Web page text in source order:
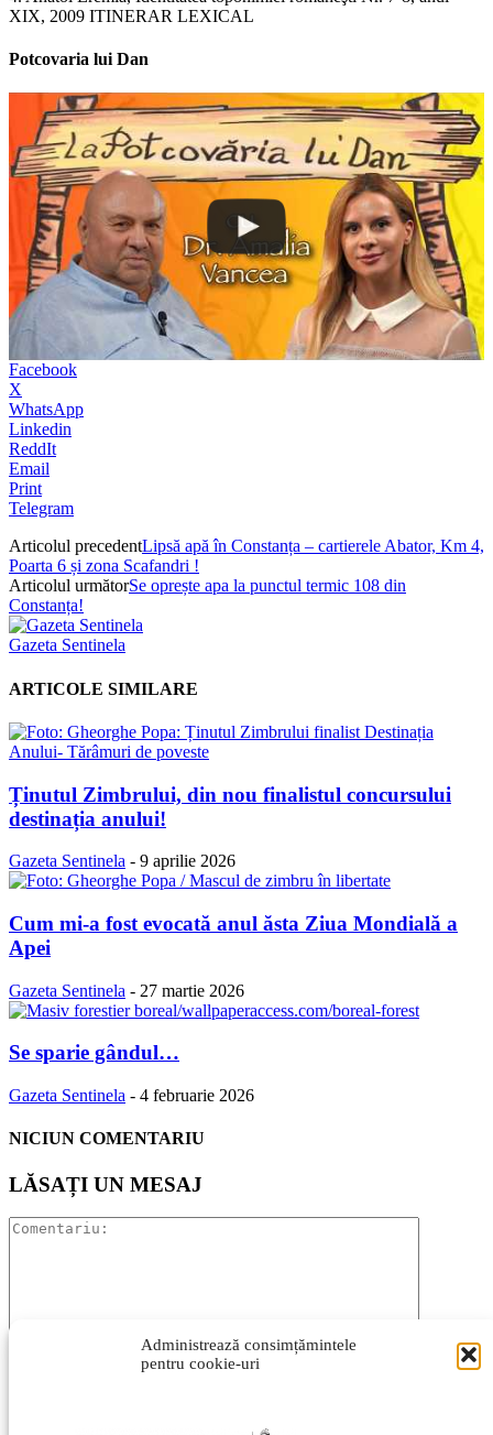
Administrează consimțămintele
pentru cookie-uri
XIX, 2009 ITINERAR LEXICAL
Potcovaria lui Dan
Facebook
X
WhatsApp
Linkedin
ReddIt
Email
Print
Telegram
Articolul precedentLipsă apă în Constanța – cartierele Abator, Km 4,
Poarta 6 și zona Scafandri !
Articolul următorSe oprește apa la punctul termic 108 din
Constanța!
Gazeta Sentinela
ARTICOLE SIMILARE
Ținutul Zimbrului, din nou finalistul concursului
destinația anului!
Gazeta Sentinela - 9 aprilie 2026
Cum mi-a fost evocată anul ăsta Ziua Mondială a
Apei
Gazeta Sentinela - 27 martie 2026
Se sparie gândul…
Gazeta Sentinela - 4 februarie 2026
NICIUN COMENTARIU
LĂSAȚI UN MESAJ
Vă rugăm să introduceți comentariul dvs.!